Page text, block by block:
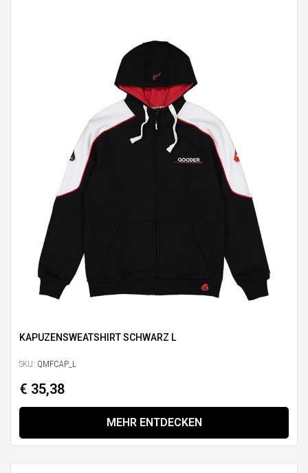
KAPUZENSWEATSHIRT SCHWARZ L
SKU: QMFCAP_L
€ 35,38
MEHR ENTDECKEN